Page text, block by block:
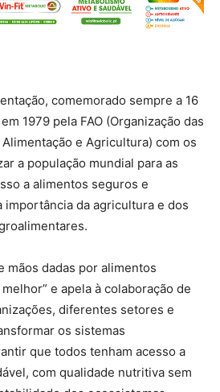
comemorado sempre a 16
1979 pela FAO (Organização das
e Agricultura) com os
a população mundial para as
a alimentos seguros e
importância da agricultura e dos
mãos dadas por alimentos
e apela à colaboração de
diferentes setores e
os sistemas
que todos tenham acesso a
com qualidade nutritiva sem